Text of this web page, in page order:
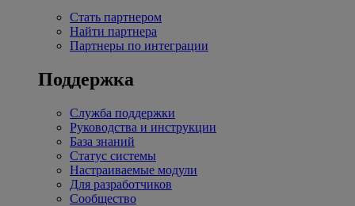
Стать партнером
Найти партнера
Партнеры по интеграции
Поддержка
Служба поддержки
Руководства и инструкции
База знаний
Статус системы
Настраиваемые модули
Для разработчиков
Сообщество